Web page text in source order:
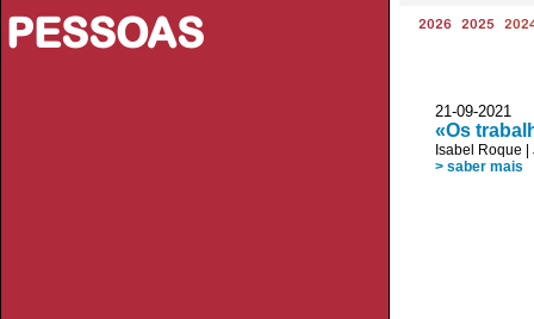
PESSOAS
2026 2025
21-09-
«Os
Isabel Roque
> saber mais